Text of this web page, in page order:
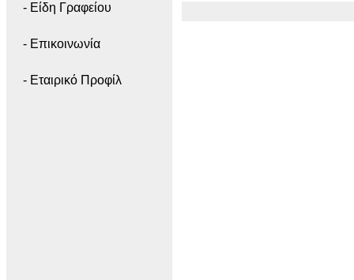
- Είδη Γραφείου
- Επικοινωνία
- Εταιρικό Προφίλ